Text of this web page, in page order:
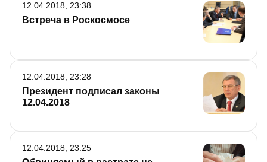
Встреча в Роскосмосе
12.04.2018, 23:38
Президент подписал законы
12.04.2018
12.04.2018, 23:28
12.04.2018, 23:25